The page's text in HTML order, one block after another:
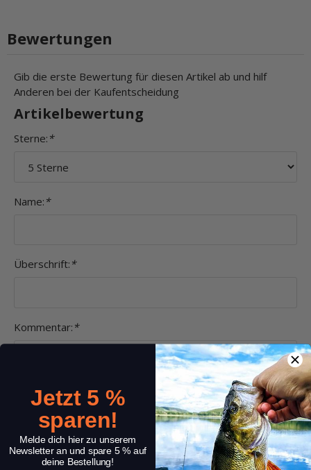
Bewertungen
Gib die erste Bewertung für diesen Artikel ab und hilf
Anderen bei der Kaufentscheidung
Artikelbewertung
Sterne: *
Name: *
Überschrift: *
Kommentar: *
Jetzt 5 %
sparen!
Melde dich hier zu unserem
Newsletter an und spare 5 % auf
deine Bestellung!